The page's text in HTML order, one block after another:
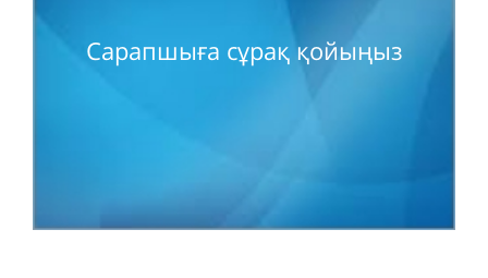
Сарапшыға сұрақ қойыңыз